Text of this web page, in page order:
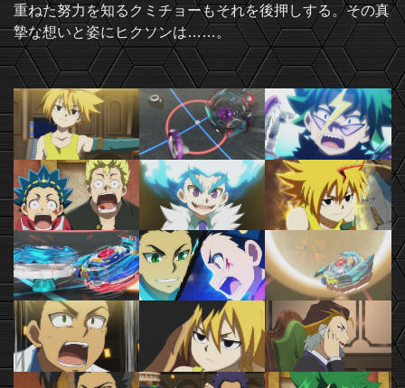
重ねた努力を知るクミチョーもそれを後押しする。その真
摯な想いと姿にヒクソンは……。